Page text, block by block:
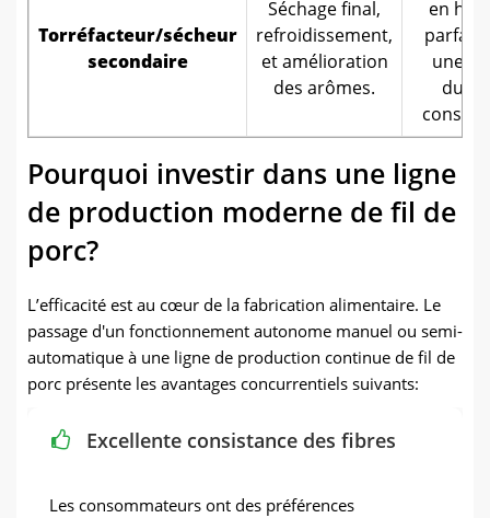
Torréfacteur/sécheur
secondaire
Séchage final,
refroidissement,
et amélioration
des arômes.
en
une
Pourquoi investir dans une ligne
de production moderne de fil de
porc?
L’efficacité est au cœur de la fabrication alimentaire. Le
passage d'un fonctionnement autonome manuel ou semi-
automatique à une ligne de production continue de fil de
porc présente les avantages concurrentiels suivants:
Excellente consistance des fibres
Les consommateurs ont des préférences